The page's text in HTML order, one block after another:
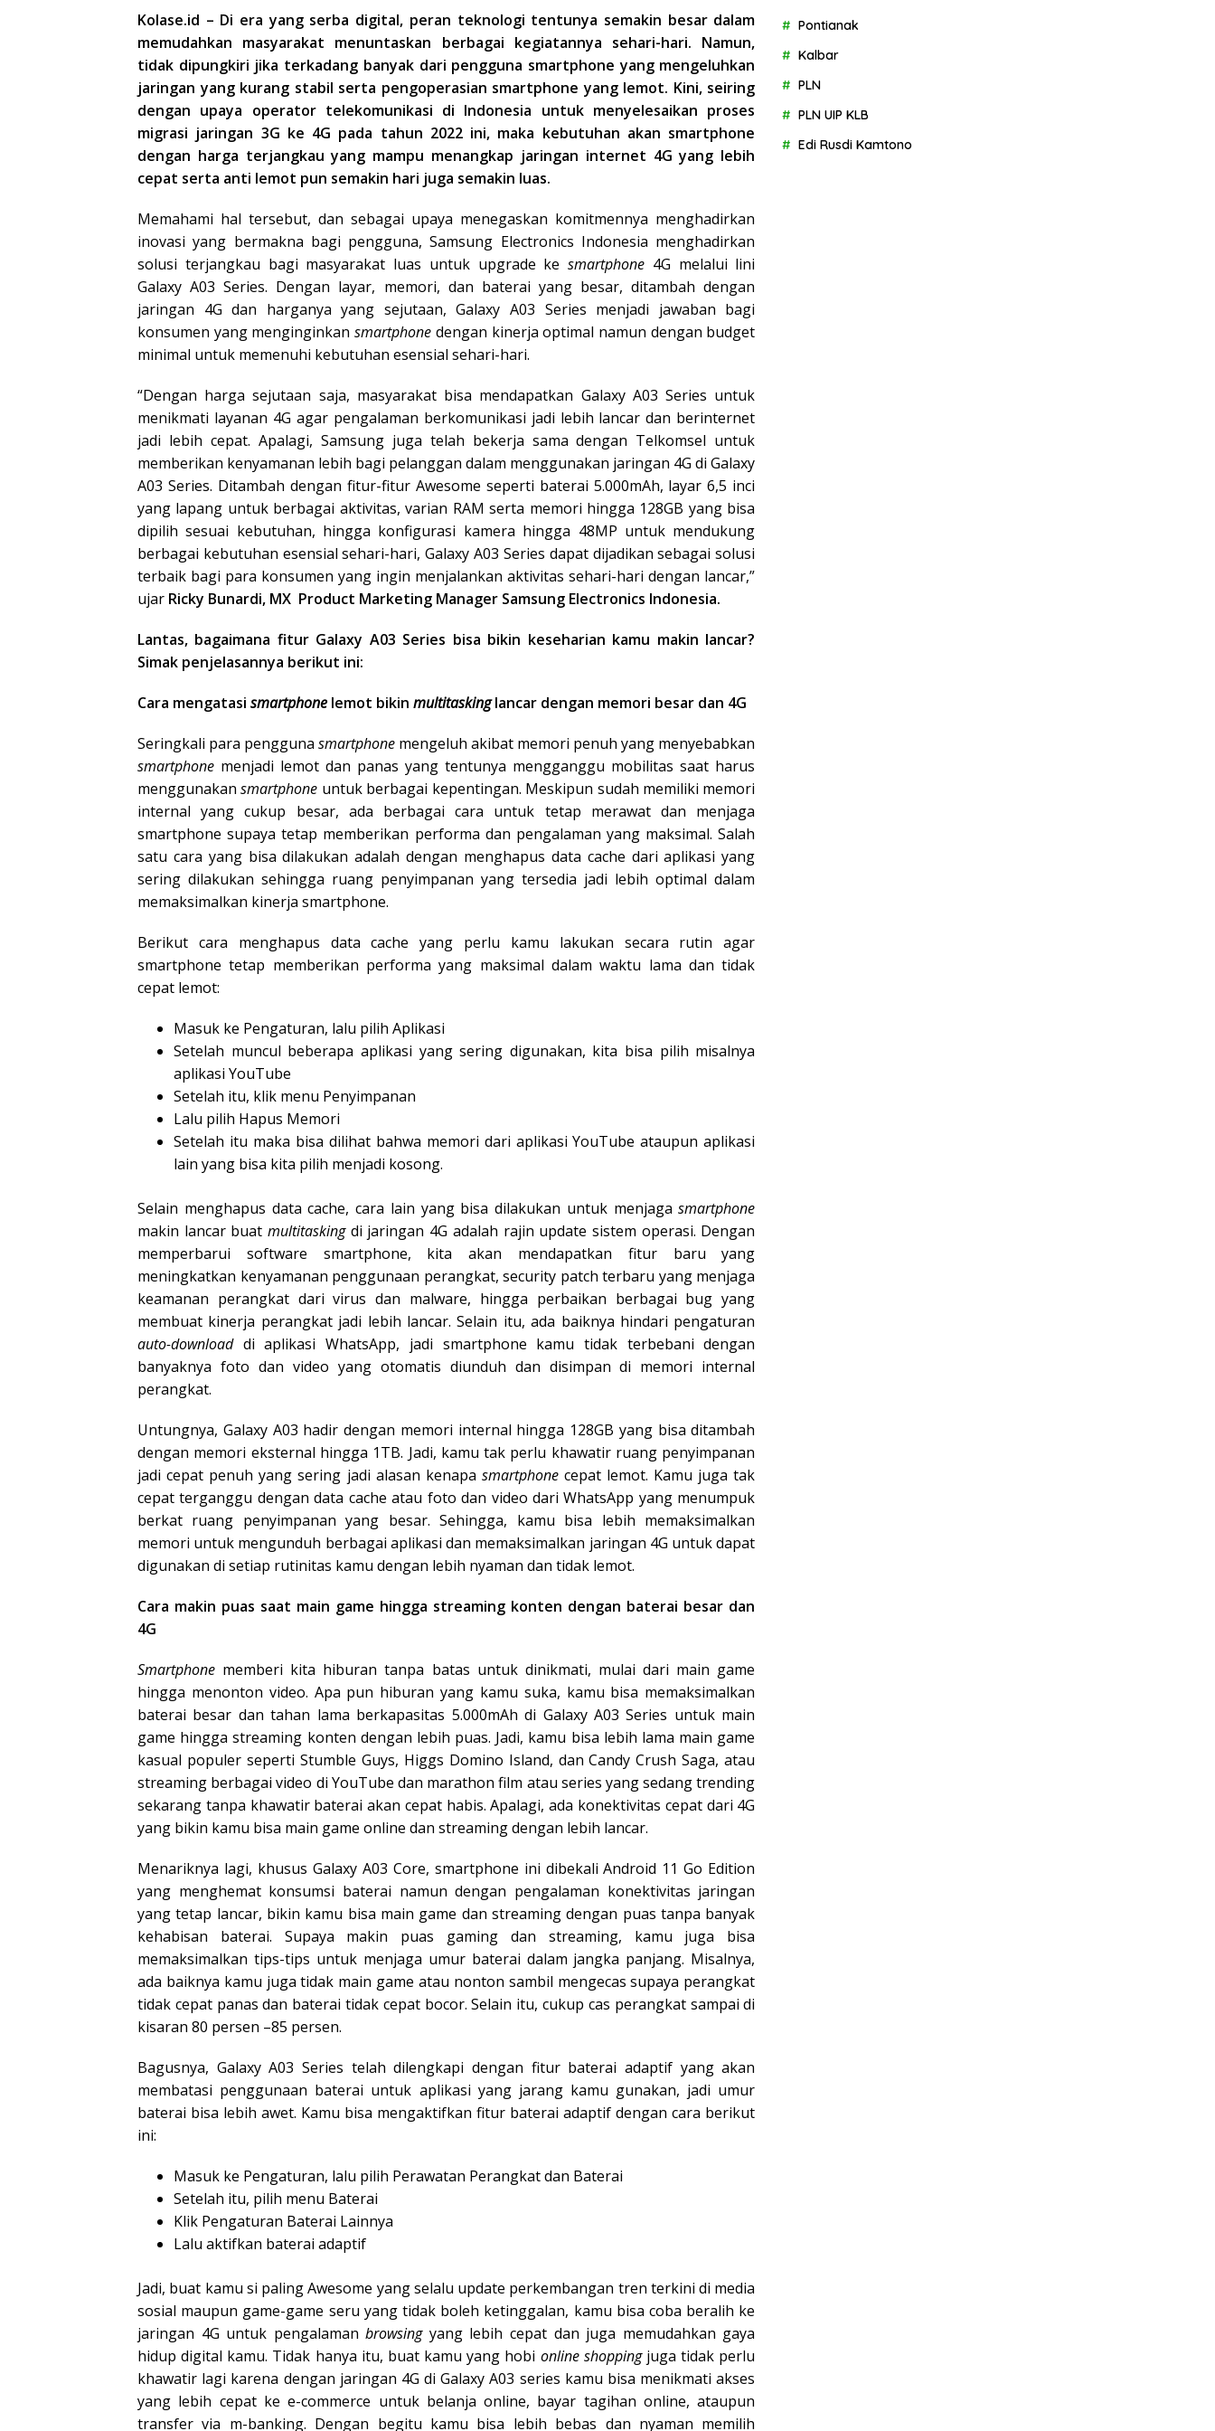
Kolase.id – Di era yang serba digital, peran teknologi tentunya semakin besar dalam
memudahkan masyarakat menuntaskan berbagai kegiatannya sehari-hari. Namun,
tidak dipungkiri jika terkadang banyak dari pengguna smartphone yang mengeluhkan
jaringan yang kurang stabil serta pengoperasian smartphone yang lemot. Kini, seiring
dengan upaya operator telekomunikasi di Indonesia untuk menyelesaikan proses
migrasi jaringan 3G ke 4G pada tahun 2022 ini, maka kebutuhan akan smartphone
dengan harga terjangkau yang mampu menangkap jaringan internet 4G yang lebih
cepat serta anti lemot pun semakin hari juga semakin luas.
Memahami hal tersebut, dan sebagai upaya menegaskan komitmennya menghadirkan
inovasi yang bermakna bagi pengguna, Samsung Electronics Indonesia menghadirkan
solusi terjangkau bagi masyarakat luas untuk upgrade ke smartphone 4G melalui lini
Galaxy A03 Series. Dengan layar, memori, dan baterai yang besar, ditambah dengan
jaringan 4G dan harganya yang sejutaan, Galaxy A03 Series menjadi jawaban bagi
konsumen yang menginginkansmartphone dengan kinerja optimal namun dengan budget
minimal untuk memenuhi kebutuhan esensial sehari-hari.
“Dengan harga sejutaan saja, masyarakat bisa mendapatkan Galaxy A03 Series untuk
menikmati layanan 4G agar pengalaman berkomunikasi jadi lebih lancar dan berinternet
jadi lebih cepat. Apalagi, Samsung juga telah bekerja sama dengan Telkomsel untuk
memberikan kenyamanan lebih bagi pelanggan dalam menggunakan jaringan 4G di Galaxy
A03 Series. Ditambah dengan fitur-fitur Awesome seperti baterai 5.000mAh, layar 6,5 inci
yang lapang untuk berbagai aktivitas, varian RAM serta memori hingga 128GB yang bisa
dipilih sesuai kebutuhan, hingga konfigurasi kamera hingga 48MP untuk mendukung
berbagai kebutuhan esensial sehari-hari, Galaxy A03 Series dapat dijadikan sebagai solusi
terbaik bagi para konsumen yang ingin menjalankan aktivitas sehari-hari dengan lancar,”
ujar Ricky Bunardi, MX Product Marketing Manager Samsung Electronics Indonesia.
Lantas, bagaimana fitur Galaxy A03 Series bisa bikin keseharian kamu makin lancar?
Simak penjelasannya berikut ini:
Cara mengatasi smartphone lemot bikin multitaskinglancar dengan memori besar dan 4G
Seringkali para penggunasmartphone mengeluh akibat memori penuh yang menyebabkan
smartphone menjadi lemot dan panas yang tentunya mengganggu mobilitas saat harus
menggunakansmartphone untuk berbagai kepentingan. Meskipun sudah memiliki memori
internal yang cukup besar, ada berbagai cara untuk tetap merawat dan menjaga
smartphone supaya tetap memberikan performa dan pengalaman yang maksimal. Salah
satu cara yang bisa dilakukan adalah dengan menghapus data cache dari aplikasi yang
sering dilakukan sehingga ruang penyimpanan yang tersedia jadi lebih optimal dalam
memaksimalkan kinerja smartphone.
Berikut cara menghapus data cache yang perlu kamu lakukan secara rutin agar
smartphone tetap memberikan performa yang maksimal dalam waktu lama dan tidak
cepat lemot:
Masuk ke Pengaturan, lalu pilih Aplikasi
Setelah muncul beberapa aplikasi yang sering digunakan, kita bisa pilih misalnya
aplikasi YouTube
Setelah itu, klik menu Penyimpanan
Lalu pilih Hapus Memori
Setelah itu maka bisa dilihat bahwa memori dari aplikasi YouTube ataupun aplikasi
lain yang bisa kita pilih menjadi kosong.
Selain menghapus data cache, cara lain yang bisa dilakukan untuk menjagasmartphone
makin lancar buatmultitasking di jaringan 4G adalah rajin update sistem operasi. Dengan
memperbarui software smartphone, kita akan mendapatkan fitur baru yang
meningkatkan kenyamanan penggunaan perangkat, security patch terbaru yang menjaga
keamanan perangkat dari virus dan malware, hingga perbaikan berbagai bug yang
membuat kinerja perangkat jadi lebih lancar. Selain itu, ada baiknya hindari pengaturan
auto-download di aplikasi WhatsApp, jadi smartphone kamu tidak terbebani dengan
banyaknya foto dan video yang otomatis diunduh dan disimpan di memori internal
perangkat.
Untungnya, Galaxy A03 hadir dengan memori internal hingga 128GB yang bisa ditambah
dengan memori eksternal hingga 1TB. Jadi, kamu tak perlu khawatir ruang penyimpanan
jadi cepat penuh yang sering jadi alasan kenapa smartphone cepat lemot. Kamu juga tak
cepat terganggu dengan data cache atau foto dan video dari WhatsApp yang menumpuk
berkat ruang penyimpanan yang besar. Sehingga, kamu bisa lebih memaksimalkan
memori untuk mengunduh berbagai aplikasi dan memaksimalkan jaringan 4G untuk dapat
digunakan di setiap rutinitas kamu dengan lebih nyaman dan tidak lemot.
Cara makin puas saat main game hingga streaming konten dengan baterai besar dan
4G
Smartphone memberi kita hiburan tanpa batas untuk dinikmati, mulai dari main game
hingga menonton video. Apa pun hiburan yang kamu suka, kamu bisa memaksimalkan
baterai besar dan tahan lama berkapasitas 5.000mAh di Galaxy A03 Series untuk main
game hingga streaming konten dengan lebih puas. Jadi, kamu bisa lebih lama main game
kasual populer seperti Stumble Guys, Higgs Domino Island, dan Candy Crush Saga, atau
streaming berbagai video di YouTube dan marathon film atau series yang sedang trending
sekarang tanpa khawatir baterai akan cepat habis. Apalagi, ada konektivitas cepat dari 4G
yang bikin kamu bisa main game online dan streaming dengan lebih lancar.
Menariknya lagi, khusus Galaxy A03 Core, smartphone ini dibekali Android 11 Go Edition
yang menghemat konsumsi baterai namun dengan pengalaman konektivitas jaringan
yang tetap lancar, bikin kamu bisa main game dan streaming dengan puas tanpa banyak
kehabisan baterai. Supaya makin puas gaming dan streaming, kamu juga bisa
memaksimalkan tips-tips untuk menjaga umur baterai dalam jangka panjang. Misalnya,
ada baiknya kamu juga tidak main game atau nonton sambil mengecas supaya perangkat
tidak cepat panas dan baterai tidak cepat bocor. Selain itu, cukup cas perangkat sampai di
kisaran 80 persen –85 persen.
Bagusnya, Galaxy A03 Series telah dilengkapi dengan fitur baterai adaptif yang akan
membatasi penggunaan baterai untuk aplikasi yang jarang kamu gunakan, jadi umur
baterai bisa lebih awet. Kamu bisa mengaktifkan fitur baterai adaptif dengan cara berikut
ini:
Masuk ke Pengaturan, lalu pilih Perawatan Perangkat dan Baterai
Setelah itu, pilih menu Baterai
Klik Pengaturan Baterai Lainnya
Lalu aktifkan baterai adaptif
Jadi, buat kamu si paling Awesome yang selalu update perkembangan tren terkini di media
sosial maupun game-game seru yang tidak boleh ketinggalan, kamu bisa coba beralih ke
jaringan 4G untuk pengalamanbrowsing yang lebih cepat dan juga memudahkan gaya
hidup digital kamu. Tidak hanya itu, buat kamu yang hobi online shopping juga tidak perlu
khawatir lagi karena dengan jaringan 4G di Galaxy A03 series kamu bisa menikmati akses
yang lebih cepat ke e-commerce untuk belanja online, bayar tagihan online, ataupun
transfer via m-banking. Dengan begitu kamu bisa lebih bebas dan nyaman memilih
Pontianak
Kalbar
PLN
PLN UIP KLB
Edi Rusdi Kamtono